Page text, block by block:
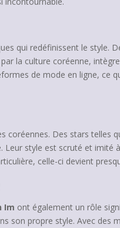
qui redéfinissent le style.
la culture coréenne,
de mode en ligne, ce
coréennes. Des stars telles
style est scruté et
celle-ci devient
Im ont également un rôle
son propre style. Avec